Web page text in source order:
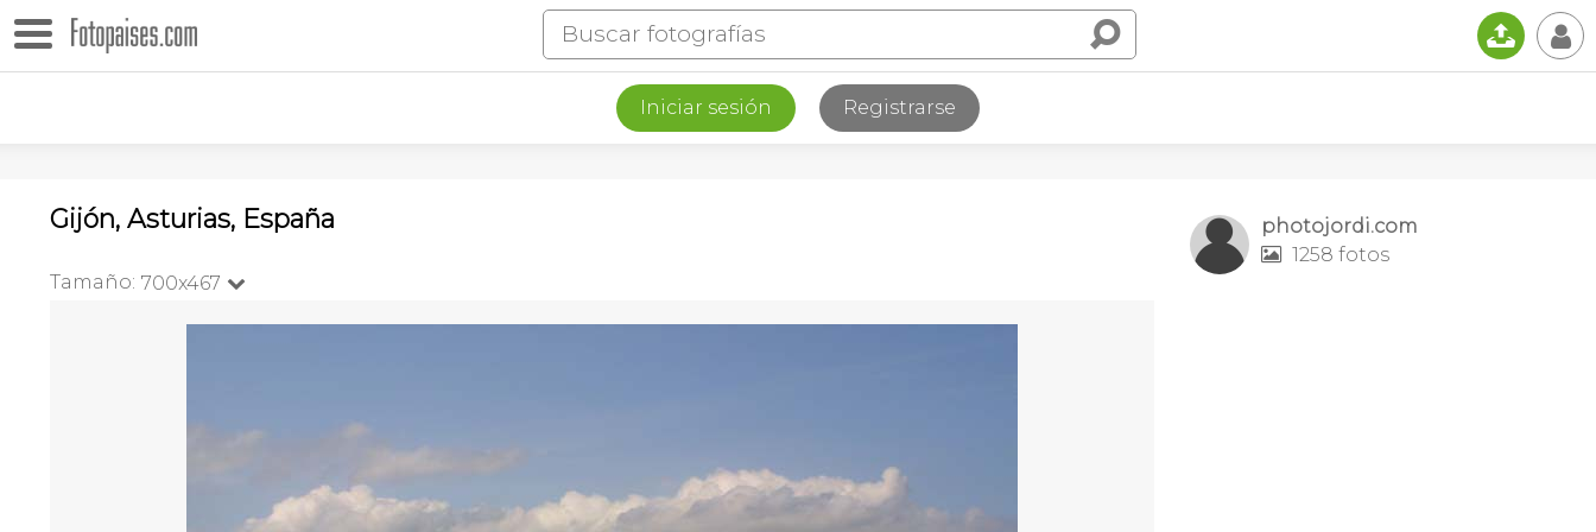
📤 👤
Iniciar sesión Registrarse
Gijón, Asturias, España
Tamaño: 700x467 
photojordi.com
 1258 fotos